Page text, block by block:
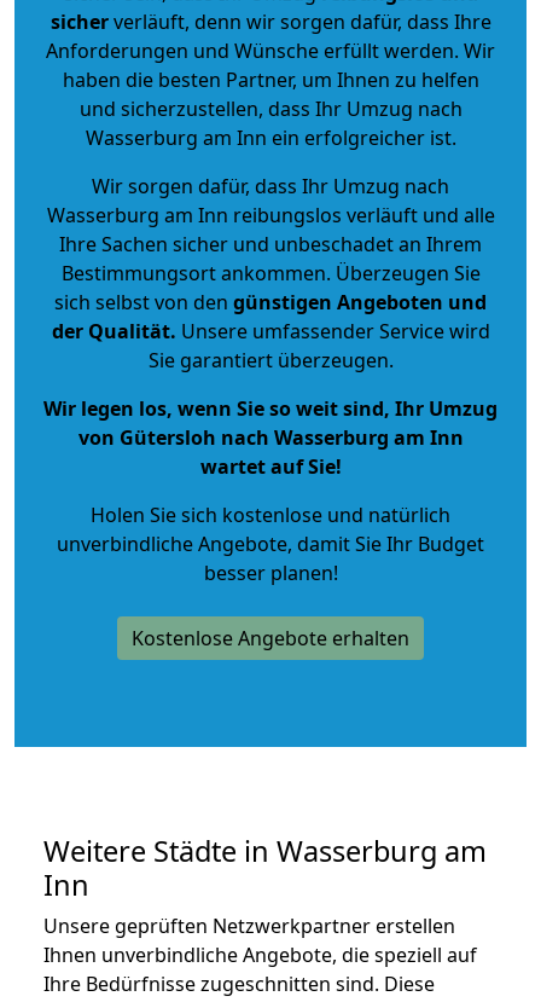
sicherverläuft, denn wir sorgen dafür, dass Ihre
Anforderungen und Wünsche erfüllt werden. Wir
haben die besten Partner, um Ihnen zu helfen
und sicherzustellen, dass Ihr Umzug nach
Wasserburg am Inn ein erfolgreicher ist.
Wir sorgen dafür, dass Ihr Umzug nach
Wasserburg am Inn reibungslos verläuft und alle
Ihre Sachen sicher und unbeschadet an Ihrem
Bestimmungsort ankommen. Überzeugen Sie
sich selbst von den günstigen Angeboten und
der Qualität. Unsere umfassender Service wird
Sie garantiert überzeugen.
Wir legen los, wenn Sie so weit sind, Ihr Umzug
von Gütersloh nach Wasserburg am Inn
wartet auf Sie!
Holen Sie sich kostenlose und natürlich
unverbindliche Angebote, damit Sie Ihr Budget
besser planen!
Kostenlose Angebote erhalten
Weitere Städte in Wasserburg am
Inn
Unsere geprüften Netzwerkpartner erstellen
Ihnen unverbindliche Angebote, die speziell auf
Ihre Bedürfnisse zugeschnitten sind. Diese